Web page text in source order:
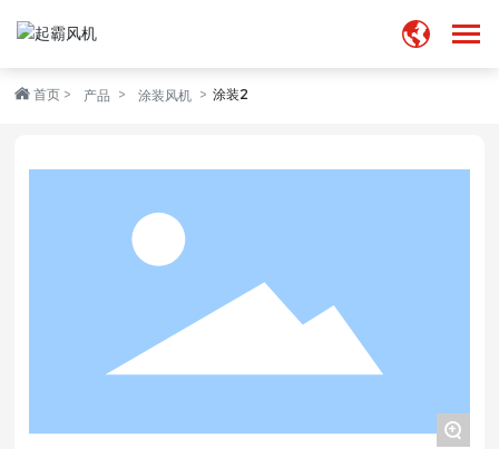
首页
首页 产品 涂装风机 涂装2
+